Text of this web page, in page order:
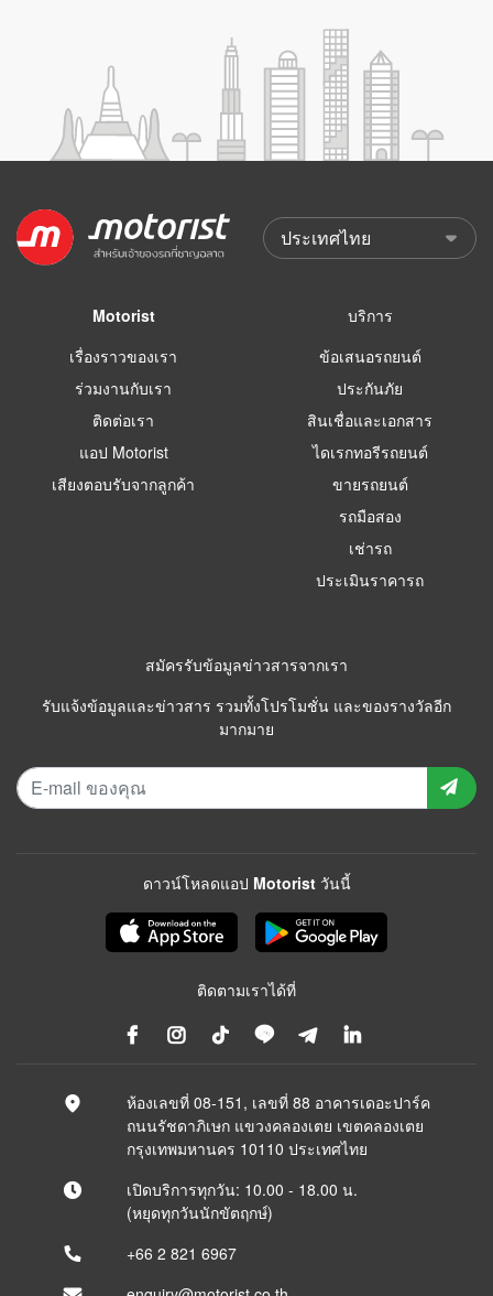
Motorist
เรื่องราวของเรา
ร่วมงานกับเรา
ติดต่อเรา
แอป Motorist
เสียงตอบรับจากลูกค้า
บริการ
ข้อเสนอรถยนต์
ประกันภัย
สินเชื่อและเอกสาร
ไดเรกทอรีรถยนต์
ขายรถยนต์
รถมือสอง
เช่ารถ
ประเมินราคารถ
สมัครรับข้อมูลข่าวสารจากเรา
รับแจ้งข้อมูลและข่าวสาร รวมทั้งโปรโมชั่น และของรางวัลอีก
มากมาย
ดาวน์โหลดแอป Motorist วันนี้
ติดตามเราได้ที่
ห้องเลขที่ 08-151, เลขที่ 88 อาคารเดอะปาร์ค
ถนนรัชดาภิเษก แขวงคลองเตย เขตคลองเตย
กรุงเทพมหานคร 10110 ประเทศไทย
เปิดบริการทุกวัน: 10.00 - 18.00 น.
(หยุดทุกวันนักขัตฤกษ์)
+66 2 821 6967